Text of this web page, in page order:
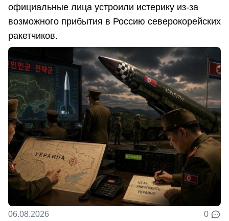
официальные лица устроили истерику из-за
возможного прибытия в Россию северокорейских
ракетчиков.
06.08.2026 0